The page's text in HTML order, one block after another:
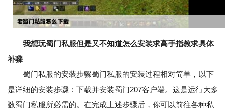
我想玩蜀门私服但是又不知道怎么安装求高手指教求具体
补骤
蜀门私服的安装步骤蜀门私服的安装过程相对简单，以下
是详细的安装步骤：下载并安装蜀门207客户端。这是运行大多
数蜀门私服所必需的。在完成上述步骤后，你可以前往各种私